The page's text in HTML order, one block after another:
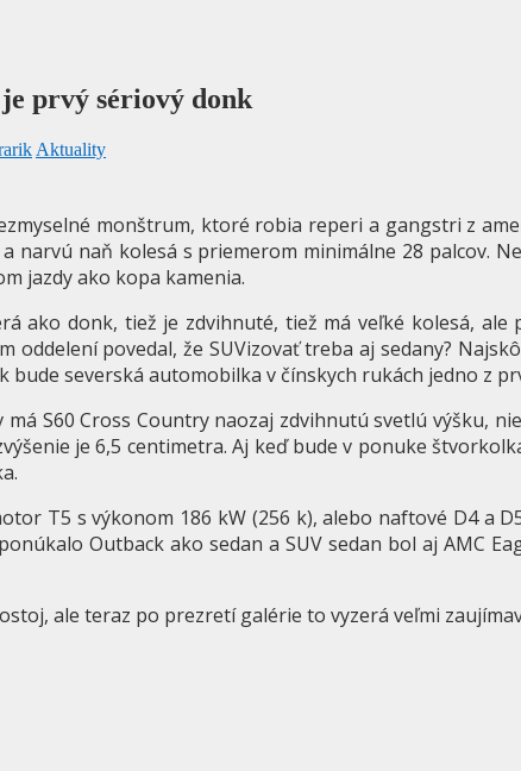
prvý sériový donk
Aktuality
monštrum, ktoré robia reperi a gangstri z
narvú naň kolesá s priemerom minimálne 28 palcov.
jazdy ako kopa kamenia.
ako donk, tiež je zdvihnuté, tiež má veľké kolesá, ale
povedal, že SUVizovať treba aj sedany?
bude severská automobilka v čínskych rukách jedno z
S60 Cross Country naozaj zdvihnutú svetlú výšku,
je 6,5 centimetra. Aj keď bude v ponuke
T5 s výkonom 186 kW (256 k), alebo naftové D4 a
Outback ako sedan a SUV sedan bol aj AMC
ale teraz po prezretí galérie to vyzerá veľmi